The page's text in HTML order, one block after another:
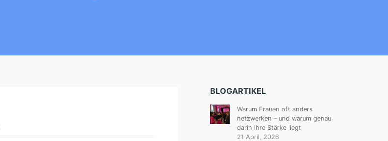
BLOGARTIKEL
Warum Frauen oft anders
netzwerken – und warum genau
darin ihre Stärke liegt
21 April, 2026